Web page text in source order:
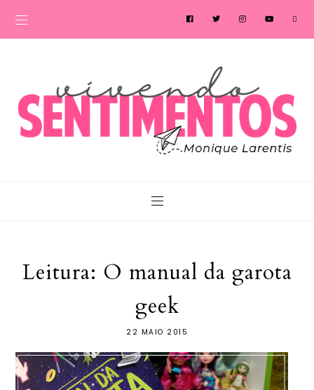
Leitura: O manual da garota
geek
22 MAIO 2015